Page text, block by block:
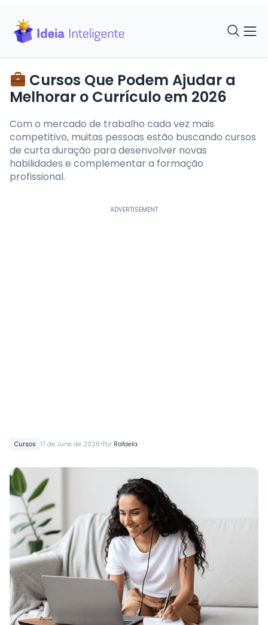
Cursos 17 de June de 2026•Por Rafaela
Cursos Que Podem Ajudar a
Melhorar o Currículo em 2026
Com o mercado de trabalho cada vez mais
competitivo, muitas pessoas estão buscando cursos
de curta duração para desenvolver novas
habilidades e complementar a formação
profissional.
ADVERTISEMENT